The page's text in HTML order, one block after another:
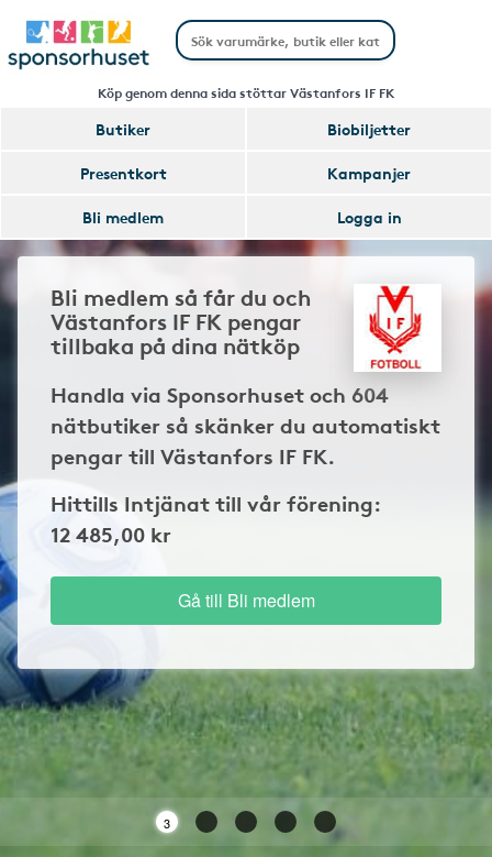
Köp genom denna sida stöttar Västanfors IF FK
Butiker
Biobiljetter
Presentkort
Kampanjer
Bli medlem
Logga in
Bli medlem så får du och
Västanfors IF FK pengar
tillbaka på dina nätköp
Handla via Sponsorhuset och 604
nätbutiker så skänker du automatiskt
pengar till Västanfors IF FK.
Hittills Intjänat till vår förening:
12 485,00 kr
Gå till Bli medlem
3